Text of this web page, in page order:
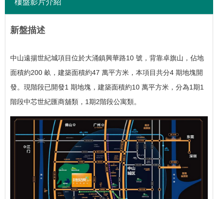
樓盤影片介紹
新盤描述
中山遠揚世紀城項目位於大涌鎮興華路10 號，背靠卓旗山，佔地
面積約200 畝，建築面積約47 萬平方米，本項目共分4 期地塊開
發。 現階段已開發1 期地塊，建築面積約10 萬平方米，分為1期1
階段中芯世紀匯商舖類，1期2階段公寓類。